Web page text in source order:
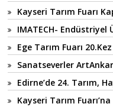
Kayseri Tarım Fuarı
IMATECH- Endüstriyel
Ege Tarım Fuarı 20.Kez
Sanatseverler
Edirne’de 24. Tarım,
Kayseri Tarım